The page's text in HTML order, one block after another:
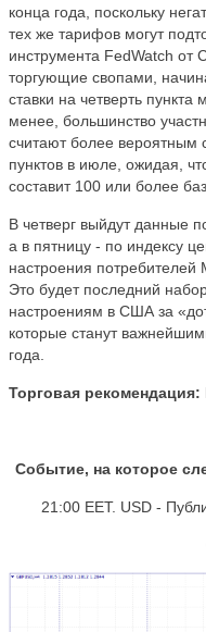
конца года, поскольку
тех же тарифов могут
инструмента FedWatch от
торгующие свопами,
ставки на четверть
менее, большинство
считают более вероятным
пунктов в июле, ожидая,
составит 100 или более
В четверг выйдут данные
а в пятницу - по индексу
настроения потребителей
Это будет последний
настроениям в США за
которые станут
года.
Торговая рекомендация:
Событие, на которое
21:00 EET. USD -